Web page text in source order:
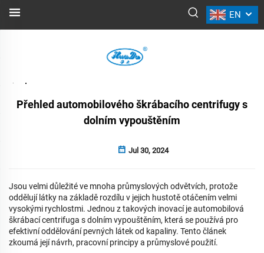
EN
NOVINKY
Přehled automobilového škrábacího centrifugy s
dolním vypouštěním
Jul 30, 2024
Jsou velmi důležité ve mnoha průmyslových odvětvích, protože
oddělují látky na základě rozdílu v jejich hustotě otáčením velmi
vysokými rychlostmi. Jednou z takových inovací je automobilová
škrábací centrifuga s dolním vypouštěním, která se používá pro
efektivní oddělování pevných látek od kapaliny. Tento článek
zkoumá její návrh, pracovní principy a průmyslové použití.